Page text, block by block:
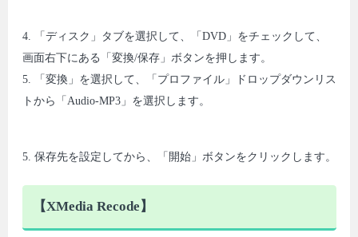
4. 「ディスク」タブを選択して、「DVD」をチェックして、
画面右下にある「変換/保存」ボタンを押します。
5. 「変換」を選択して、「プロファイル」ドロップダウンリス
トから「Audio-MP3」を選択します。
5. 保存先を設定してから、「開始」ボタンをクリックします。
【XMedia Recode】